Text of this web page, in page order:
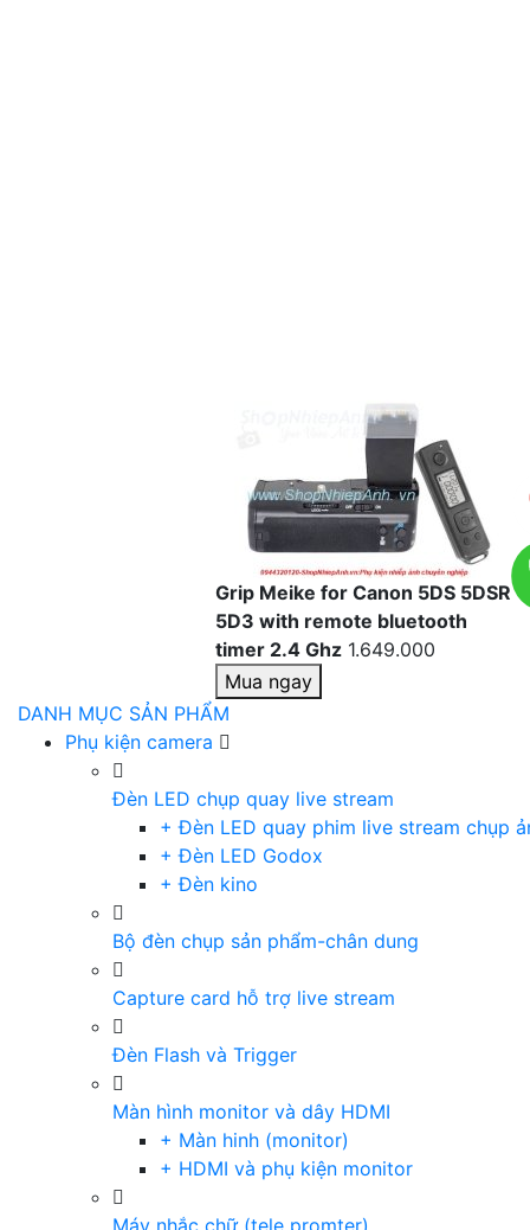
Grip Meike for Canon 5DS 5DSR
5D3 with remote bluetooth
timer 2.4 Ghz 1.649.000
Mua ngay
DANH MỤC SẢN PHẨM
Phụ kiện camera
Đèn LED chụp quay live stream
+ Đèn LED quay phim live stream chụp
+ Đèn LED Godox
+ Đèn kino
Bộ đèn chụp sản phẩm-chân dung
Capture card hỗ trợ live stream
Đèn Flash và Trigger
Màn hình monitor và dây HDMI
+ Màn hinh (monitor)
+ HDMI và phụ kiện monitor
Máy nhắc chữ (tele promter)